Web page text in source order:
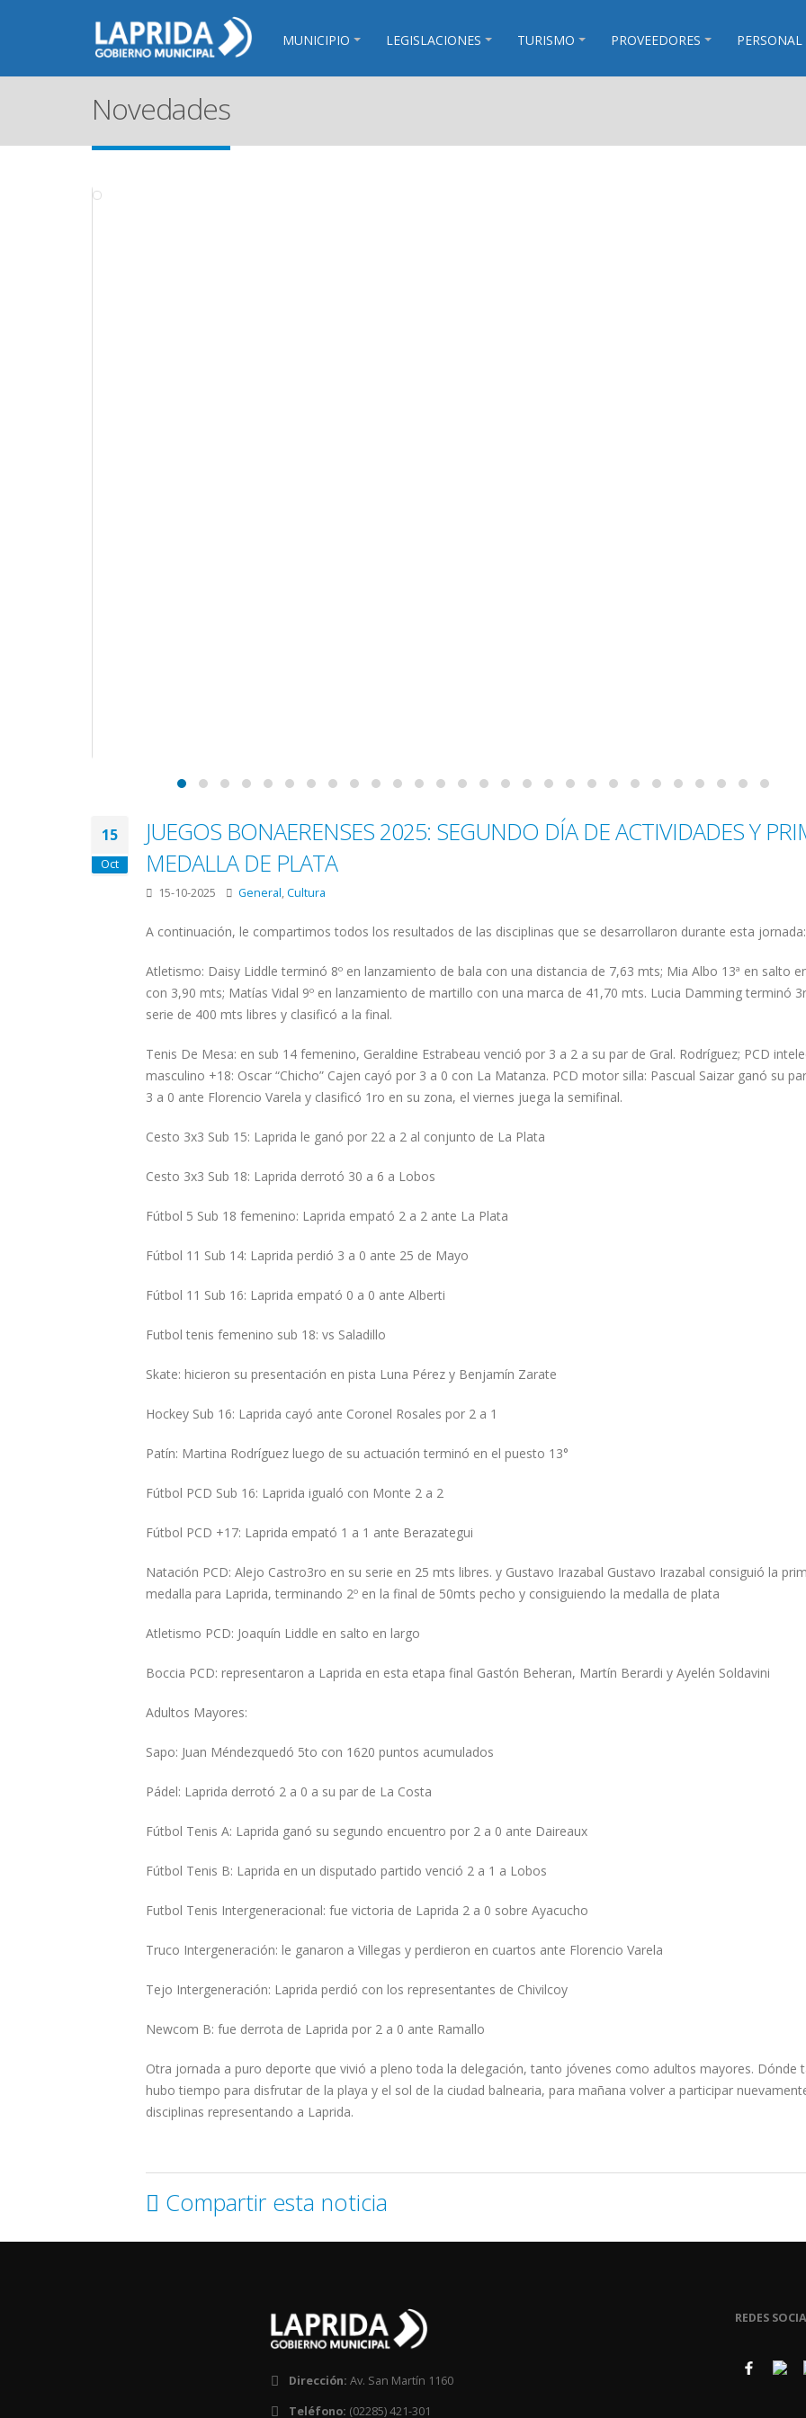
MUNICIPIO LEGISLACIONES TURISMO PROVEEDORES PERSONAL
Novedades
15
Oct
JUEGOS BONAERENSES 2025: SEGUNDO DÍA DE ACTIVIDADES Y
MEDALLA DE PLATA
15-10-2025 General,Cultura
A continuación, le compartimos todos los resultados de las disciplinas que se desarrollaron durante esta jornada:
Atletismo: Daisy Liddle terminó 8º en lanzamiento de bala con una distancia de 7,63 mts; Mia Albo 13ª en salto
con 3,90 mts; Matías Vidal 9º en lanzamiento de martillo con una marca de 41,70 mts. Lucia Damming terminó
serie de 400 mts libres y clasificó a la final.
Tenis De Mesa: en sub 14 femenino, Geraldine Estrabeau venció por 3 a 2 a su par de Gral. Rodríguez; PCD
masculino +18: Oscar “Chicho” Cajen cayó por 3 a 0 con La Matanza. PCD motor silla: Pascual Saizar ganó su
3 a 0 ante Florencio Varela y clasificó 1ro en su zona, el viernes juega la semifinal.
Cesto 3x3 Sub 15: Laprida le ganó por 22 a 2 al conjunto de La Plata
Cesto 3x3 Sub 18: Laprida derrotó 30 a 6 a Lobos
Fútbol 5 Sub 18 femenino: Laprida empató 2 a 2 ante La Plata
Fútbol 11 Sub 14: Laprida perdió 3 a 0 ante 25 de Mayo
Fútbol 11 Sub 16: Laprida empató 0 a 0 ante Alberti
Futbol tenis femenino sub 18: vs Saladillo
Skate: hicieron su presentación en pista Luna Pérez y Benjamín Zarate
Hockey Sub 16: Laprida cayó ante Coronel Rosales por 2 a 1
Patín: Martina Rodríguez luego de su actuación terminó en el puesto 13°
Fútbol PCD Sub 16: Laprida igualó con Monte 2 a 2
Fútbol PCD +17: Laprida empató 1 a 1 ante Berazategui
Natación PCD: Alejo Castro3ro en su serie en 25 mts libres. y Gustavo Irazabal Gustavo Irazabal consiguió la
medalla para Laprida, terminando 2º en la final de 50mts pecho y consiguiendo la medalla de plata
Atletismo PCD: Joaquín Liddle en salto en largo
Boccia PCD: representaron a Laprida en esta etapa final Gastón Beheran, Martín Berardi y Ayelén Soldavini
Adultos Mayores:
Sapo: Juan Méndezquedó 5to con 1620 puntos acumulados
Pádel: Laprida derrotó 2 a 0 a su par de La Costa
Fútbol Tenis A: Laprida ganó su segundo encuentro por 2 a 0 ante Daireaux
Fútbol Tenis B: Laprida en un disputado partido venció 2 a 1 a Lobos
Futbol Tenis Intergeneracional: fue victoria de Laprida 2 a 0 sobre Ayacucho
Truco Intergeneración: le ganaron a Villegas y perdieron en cuartos ante Florencio Varela
Tejo Intergeneración: Laprida perdió con los representantes de Chivilcoy
Newcom B: fue derrota de Laprida por 2 a 0 ante Ramallo
Otra jornada a puro deporte que vivió a pleno toda la delegación, tanto jóvenes como adultos mayores. Dónde
hubo tiempo para disfrutar de la playa y el sol de la ciudad balnearia, para mañana volver a participar
disciplinas representando a Laprida.
Compartir esta noticia
Dirección: Av. San Martín 1160
Teléfono: (02285) 421-301
REDES